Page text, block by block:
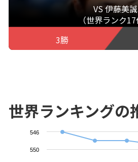
VS 伊藤美誠
（世界ランク17
3勝
世界ランキングの
546
550